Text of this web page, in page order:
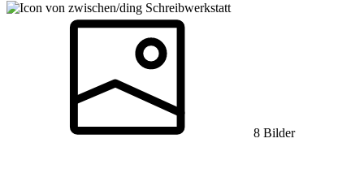
Schreibwerkstatt
8 Bilder